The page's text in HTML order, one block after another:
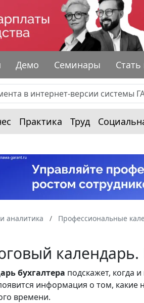
Демо Семинары
Практика Труд
аналитика Профессиональные
календарь.
бухгалтера подскажет, когда
информация о том, какие
времени.